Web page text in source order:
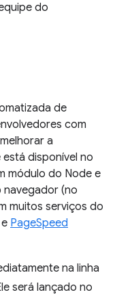
do
de
com
a
disponível no
módulo do Node e
navegador (no
muitos serviços do
e PageSpeed
na linha
será lançado no